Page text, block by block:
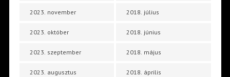
2023. november
2023. október
2023. szeptember
2023. augusztus
2018. július
2018. június
2018. május
2018. április